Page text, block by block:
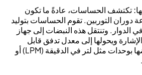
تكتشف الحساسات، عادةً ما تكون
دوران التوربين. تقوم الحساسات بتوليد
الدوار. وتنتقل هذه النبضات إلى جهاز
ويحولها إلى معدل تدفق قابل
للقراءة، وعادةً ما يتم عرضها بوحدات مثل لتر في الدقيقة (LPM) أو